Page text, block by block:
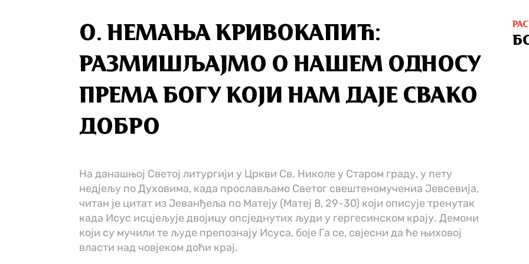
О. НЕМАЊА КРИВОКАПИЋ:
РАЗМИШЉАЈМО О НАШЕМ ОДНОСУ
ПРЕМА БОГУ КОЈИ НАМ ДАЈЕ СВАКО
ДОБРО
На данашњој Светој литургији у Цркви Св. Николе у Старом граду, у пету
недјељу по Духовима, када прослављамо Светог свештеномучениа Јевсевија,
читан је цитат из Јеванђеља по Матеју (Матеј 8, 29-30) који описује тренутак
када Исус исцјељује двојицу опсједнутих људи у гергесинском крају. Демони
који су мучили те људе препознају Исуса, боје Га се, свјесни да ће њиховој
власти над човјеком доћи крај.